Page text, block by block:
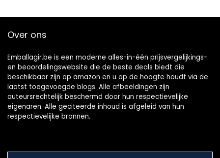
Over ons
Emballagir.be is een moderne alles-in-één prijsvergelijkings-
en beoordelingswebsite die de beste deals biedt die
beschikbaar zijn op amazon en u op de hoogte houdt via de
laatst toegevoegde blogs. Alle afbeeldingen zijn
auteursrechtelijk beschermd door hun respectievelijke
eigenaren. Alle geciteerde inhoud is afgeleid van hun
respectievelijke bronnen.